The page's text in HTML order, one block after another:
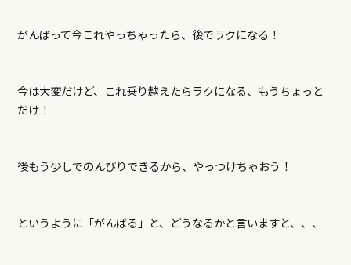
がんばって今これやっちゃったら、後でラクになる！
今は大変だけど、これ乗り越えたらラクになる、もうちょっと
だけ！
後もう少しでのんびりできるから、やっつけちゃおう！
というように「がんばる」と、どうなるかと言いますと、、、